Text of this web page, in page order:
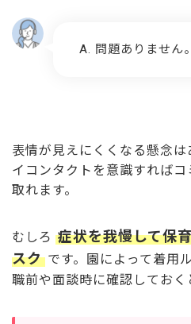
A. 問題ありません。
表情が見えにくくなる懸念
イコンタクトを意識すれば
取れます。
むしろ 症状を我慢して保
スク です。園によって着用
職前や面談時に確認しておく